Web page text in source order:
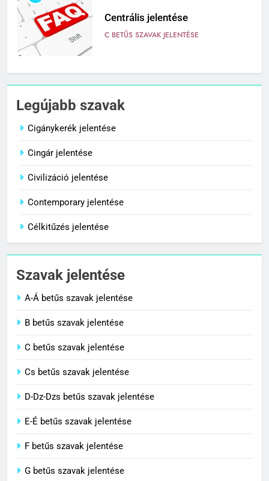
Centrális jelentése
C BETŰS SZAVAK JELENTÉSE
7
Céltudatos jelentése
8
Centenárium jelentése
1
Cigánykerék jelentése
C BETŰS SZAVAK JELENTÉSE
C BETŰS SZAVAK JELENTÉSE
3
Civilizáció jelentése
4
Legújabb szavak
Cigánykerék jelentése
Cingár jelentése
Civilizáció jelentése
Contemporary jelentése
Célkitűzés jelentése
Szavak jelentése
A-Á betűs szavak jelentése
B betűs szavak jelentése
C betűs szavak jelentése
Cs betűs szavak jelentése
D-Dz-Dzs betűs szavak jelentése
E-É betűs szavak jelentése
F betűs szavak jelentése
G betűs szavak jelentése